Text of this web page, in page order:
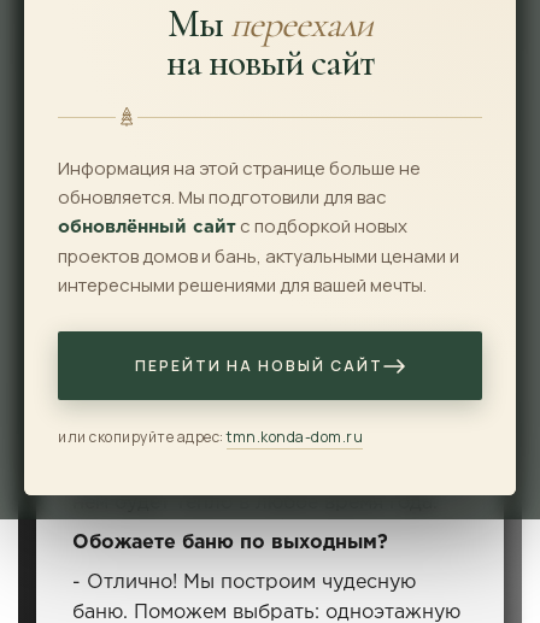
Мыпереехали
на новый сайт
Информация на этой странице больше не
обновляется. Мы подготовили для вас
обновлённый сайт с подборкой новых
проектов домов и бань, актуальными ценами и
интересными решениями для вашей мечты.
ПЕРЕЙТИ НА НОВЫЙ САЙТ
или скопируйте адрес:tmn.konda-dom.ru
спроектировать Ваш
будущий дом!
Любите проводить выходные на даче?
- Пожалуйста! Мы построим Вам
уютный одноэтажный дом под ключ с
санузлом и просторной кухней-
гостиной.
Большая семья?
Хотите большой дом и жить в нем
круглый год?
- Запросто! Мы построим для Вас
Обожаете баню по выходным?
- Отлично! Мы построим чудесную
баню. Поможем выбрать: одноэтажную